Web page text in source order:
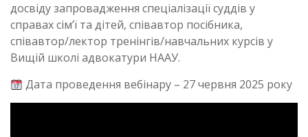
досвіду запровадження спеціалізації суддів у
справах сім’ї та дітей, співавтор посібника,
співавтор/лектор тренінгів/навчальних курсів у
Вищій школі адвокатури НААУ.
Дата проведення вебінару – 27 червня 2025 року